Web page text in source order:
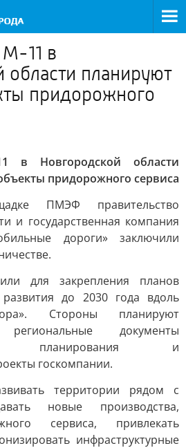
11 в
области планируют
придорожного
в Новгородской области
придорожного сервиса
ПМЭФ правительство
и государственная компания
дороги» заключили
для закрепления планов
развития до 2030 года вдоль
Стороны планируют
региональные документы
планирования и
госкомпании.
территории рядом с
новые производства,
сервиса, привлекать
инфраструктурные